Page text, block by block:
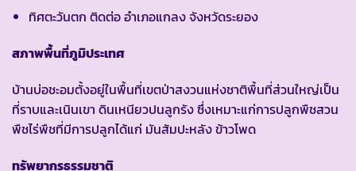
ทิศตะวันตก ติดต่อ อำเภอแกลง จังหวัดระยอง
สภาพพื้นที่ภูมิประเทศ
บ้านบ่อชะอมตั้งอยู่ในพื้นที่เขตป่าสงวนแห่งชาติพื้นที่ส่วนใหญ่เป็น
ที่ราบและเนินเขา ดินเหนียวปนลูกรัง ซึ่งเหมาะแก่การปลูกพืชสวน
พืชไร่พืชที่มีการปลูกได้แก่ มันสัมปะหลัง ข้าวโพด
ทรัพยากรธรรมชาติ